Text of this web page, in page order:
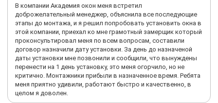
В компании Академия окон меня встретил
доброжелательный менеджер, объяснила все последующие
этапы до монтажа, и я решил попробовать установить окна в
этой компании, приехал ко мне грамотный замерщик который
проконсультировал меня по всем вопросам, составили
договор назначили дату установки. За день до назначеной
даты установки мне позвонили и сообщили, что вынуждены
перенести на 1 день установку, это меня огорчило, но не
критично. Монтажники прибыли в назначенное время. Ребята
меня приятно удивили, работают быстро и качественно, в
целом я доволен.